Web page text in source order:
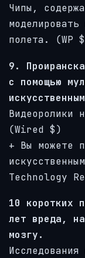
Чипы,
моделировать
полета. (WP
9.
с помощью
Видеоролики
(Wired $)
+ Вы можете
Technology
10 коротких
лет вреда,
мозгу.